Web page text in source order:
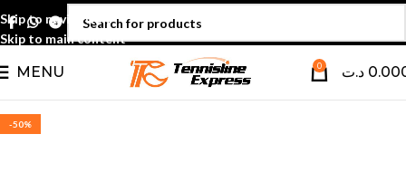
Skip to navigation
Skip to main content
MENU 0 د.ت
-50%